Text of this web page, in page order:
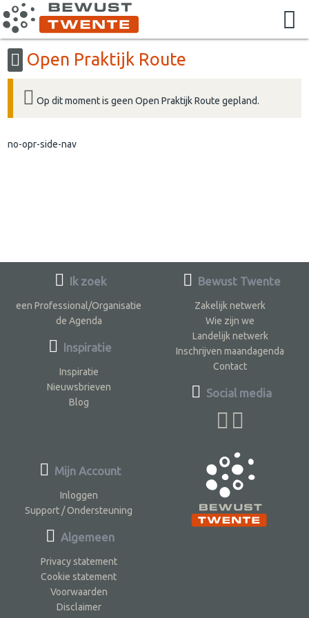
Open Praktijk Route
Op dit moment is geen Open Praktijk Route gepland.
no-opr-side-nav
Ik zoek
een Professional/Organisatie
de Agenda
Inspiratie
Inspiratie
Nieuwsbrieven
Blog
Bewust Twente
Zakelijk netwerk
Wie zijn we
Landelijk netwerk
Inschrijven maandagenda
Contact
Social media
Mijn Account
Inloggen
Support / Ondersteuning
Algemeen
Privacy statement
Cookie statement
Voorwaarden
Disclaimer